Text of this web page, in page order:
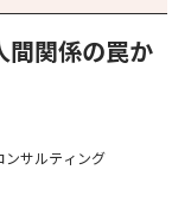
間関係の罠か
ンサルティング